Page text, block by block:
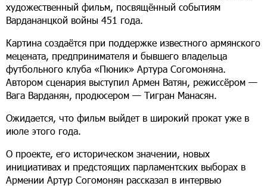
художественный фильм, посвящённый событиям
Вардананцкой войны 451 года.
Картина создаётся при поддержке известного армянского
мецената, предпринимателя и бывшего владельца
футбольного клуба «Пюник» Артура Согомоняна.
Автором сценария выступил Армен Ватян, режиссёром —
Вага Варданян, продюсером — Тигран Манасян.
Ожидается, что фильм выйдет в широкий прокат уже в
июле этого года.
О проекте, его историческом значении, новых
инициативах и предстоящих парламентских выборах в
Армении Артур Согомонян рассказал в интервью